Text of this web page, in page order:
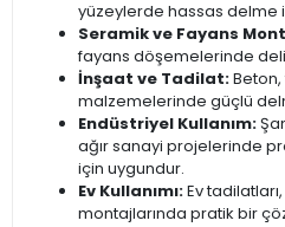
yüzeylerde hassas delme
Seramik ve Fayans
fayans döşemelerinde
İnşaat ve Tadilat:Beton,
malzemelerinde güçlü
Endüstriyel Kullanım:
ağır sanayi projelerinde
için uygundur.
Ev Kullanımı:Ev
montajlarında pratik bir